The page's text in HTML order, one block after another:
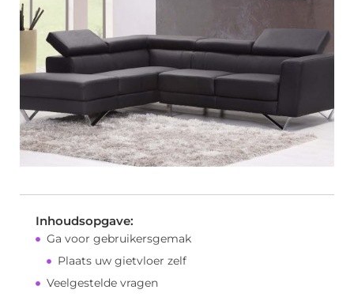
Inhoudsopgave:
Ga voor gebruikersgemak
Plaats uw gietvloer zelf
Veelgestelde vragen